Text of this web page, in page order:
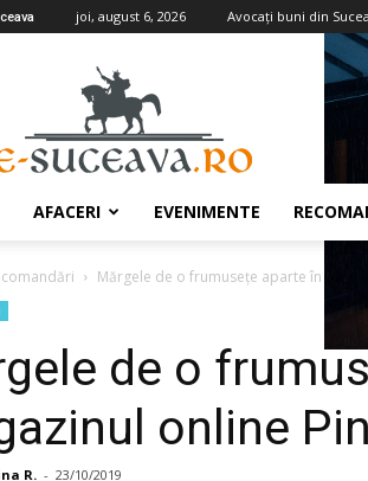
joi, august 6, 2026 Avocaţi buni din
AFACERI EVENIMENTE
Mărgele de o frumusețe aparte în
de o
online
R. - 23/10/2019